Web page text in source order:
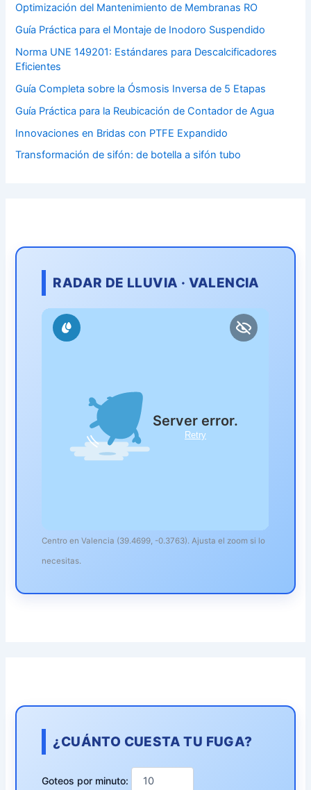
Optimización del Mantenimiento de Membranas RO
Guía Práctica para el Montaje de Inodoro Suspendido
Norma UNE 149201: Estándares para Descalcificadores
Eficientes
Guía Completa sobre la Ósmosis Inversa de 5 Etapas
Guía Práctica para la Reubicación de Contador de Agua
Innovaciones en Bridas con PTFE Expandido
Transformación de sifón: de botella a sifón tubo
RADAR DE LLUVIA · VALENCIA
Centro en Valencia (39.4699, -0.3763). Ajusta el zoom si lo
necesitas.
¿CUÁNTO CUESTA TU FUGA?
Goteos por minuto: